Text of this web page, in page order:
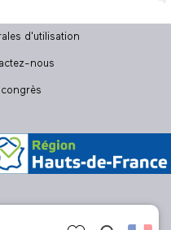
d'utilisation
nous
congrès